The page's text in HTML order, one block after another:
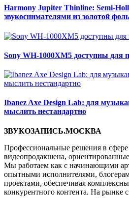
Harmony Jupiter Thinline: Semi-
звукоснимателями из золотой
Sony WH-1000XM5 доступны для
Ibanez Axe Design Lab: для
мыслить нестандартно
ЗВУКОЗАПИСЬ.МОСКВА
Профессиональные решения в сфере
видеопродакшена, ориентированные
Мы работаем как с начинающими
опытными исполнителями,
проектами, обеспечивая
конкурентного контента. На рынке